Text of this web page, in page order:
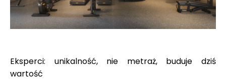
Eksperci: unikalność, nie metraż, buduje dziś
wartość